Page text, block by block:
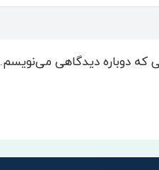
که دوباره دیدگاهی می‌نویسم.